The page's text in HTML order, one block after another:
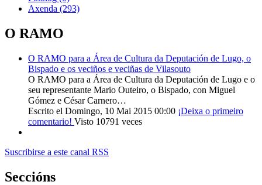
Axenda (293)
O RAMO
O RAMO para a Área de Cultura da Deputación de Lugo, o
Bispado e os veciños e veciñas de Vilasouto
O RAMO para a Área de Cultura da Deputación de Lugo e o
seu representante Mario Outeiro, o Bispado, con Miguel
Gómez e César Carnero…
Escrito el Domingo, 10 Mai 2015 00:00 ¡Deixa o primeiro
comentario! Visto 10791 veces
Suscribirse a este canal RSS
Seccións